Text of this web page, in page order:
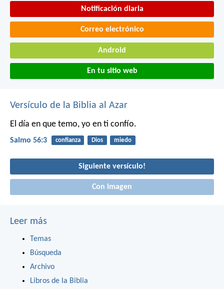
Notificación diaria
Correo electrónico
Android
En tu sitio web
Versículo de la Biblia al Azar
El día en que temo, yo en ti confío.
Salmo 56:3 confianza Dios miedo
Siguiente versículo!
Con imagen
Leer más
Temas
Búsqueda
Archivo
Libros de la Biblia